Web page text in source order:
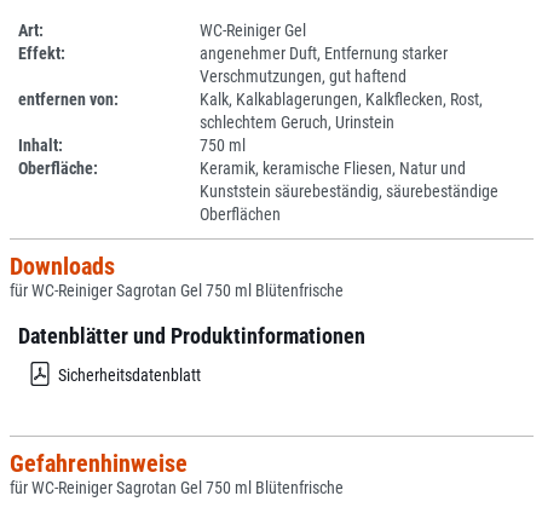
Art:
WC-Reiniger Gel
Effekt:
angenehmer Duft, Entfernung starker
Verschmutzungen, gut haftend
entfernen von:
Kalk, Kalkablagerungen, Kalkflecken, Rost,
schlechtem Geruch, Urinstein
Inhalt:
750 ml
Oberfläche:
Keramik, keramische Fliesen, Natur und
Kunststein säurebeständig, säurebeständige
Oberflächen
Downloads
für WC-Reiniger Sagrotan Gel 750 ml Blütenfrische
Datenblätter und Produktinformationen
Sicherheitsdatenblatt
Gefahrenhinweise
für WC-Reiniger Sagrotan Gel 750 ml Blütenfrische